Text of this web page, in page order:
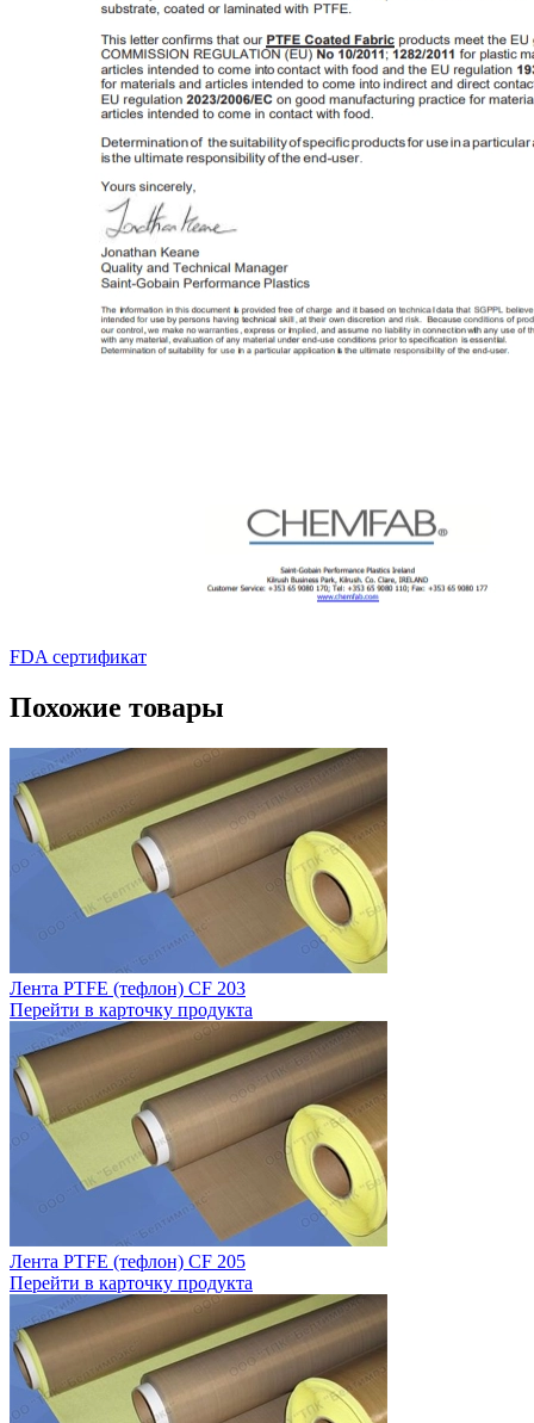
FDA сертификат
Похожие товары
Лента PTFE (тефлон) CF 203
Перейти в карточку продукта
Лента PTFE (тефлон) CF 205
Перейти в карточку продукта